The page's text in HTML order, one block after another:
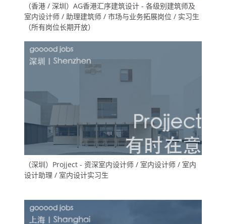
（香港 / 深圳）AG香港汇序建筑设计 - 各级别建筑师及
室内设计师 / 助理建筑师 / 市场与业务拓展岗位 / 实习生
（所有岗位长期开放）
（深圳）Projject - 资深室内设计师 / 室内设计师 / 室内
设计助理 / 室内设计实习生